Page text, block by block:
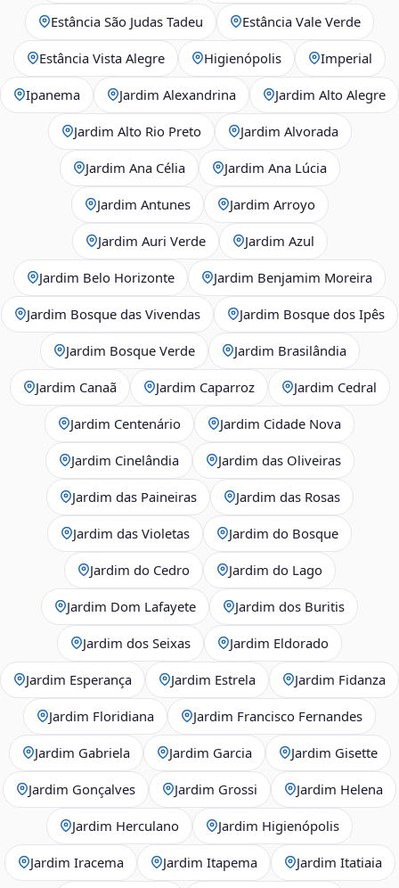
Estância São Judas Tadeu Estância Vale Verde
Estância Vista Alegre Higienópolis Imperial
Ipanema Jardim Alexandrina Jardim Alto Alegre
Jardim Alto Rio Preto Jardim Alvorada
Jardim Ana Célia Jardim Ana Lúcia
Jardim Antunes Jardim Arroyo
Jardim Auri Verde Jardim Azul
Jardim Belo Horizonte Jardim Benjamim Moreira
Jardim Bosque das Vivendas Jardim Bosque dos Ipês
Jardim Bosque Verde Jardim Brasilândia
Jardim Canaã Jardim Caparroz Jardim Cedral
Jardim Centenário Jardim Cidade Nova
Jardim Cinelândia Jardim das Oliveiras
Jardim das Paineiras Jardim das Rosas
Jardim das Violetas Jardim do Bosque
Jardim do Cedro Jardim do Lago
Jardim Dom Lafayete Jardim dos Buritis
Jardim dos Seixas Jardim Eldorado
Jardim Esperança Jardim Estrela Jardim Fidanza
Jardim Floridiana Jardim Francisco Fernandes
Jardim Gabriela Jardim Garcia Jardim Gisette
Jardim Gonçalves Jardim Grossi Jardim Helena
Jardim Herculano Jardim Higienópolis
Jardim Iracema Jardim Itapema Jardim Itatiaia